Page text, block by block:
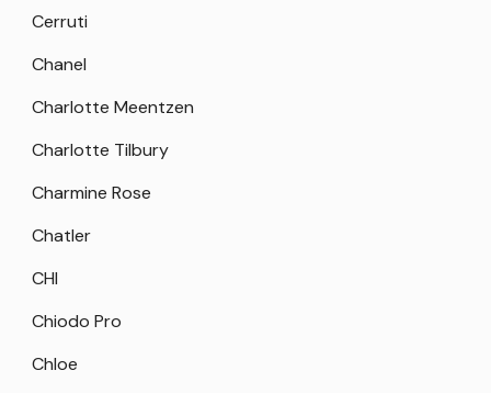
Cerruti
Chanel
Charlotte Meentzen
Charlotte Tilbury
Charmine Rose
Chatler
CHI
Chiodo Pro
Chloe